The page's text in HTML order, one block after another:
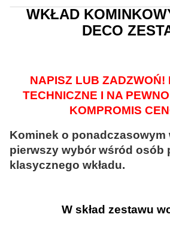
WKŁAD
DECO
NAPISZ LUB ZADZWOŃ!
TECHNICZNE I NA
KOMPROMIS
Kominek o ponadczasowym
pierwszy wybór wśród osób
klasycznego wkładu.
W skład zestawu